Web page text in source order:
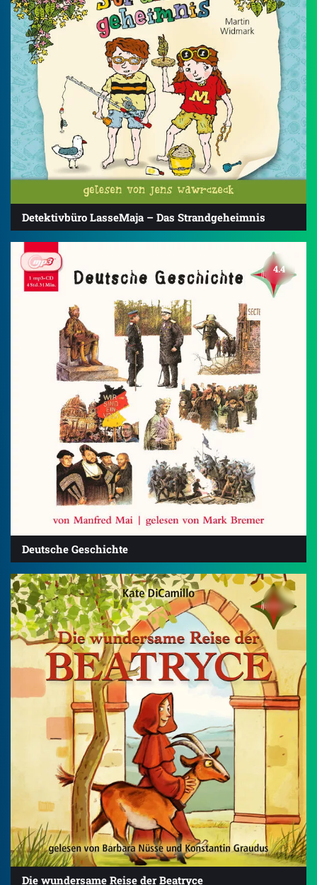
Detektivbüro LasseMaja – Das Strandgeheimnis
4.4
Deutsche Geschichte
Die wundersame Reise der Beatryce